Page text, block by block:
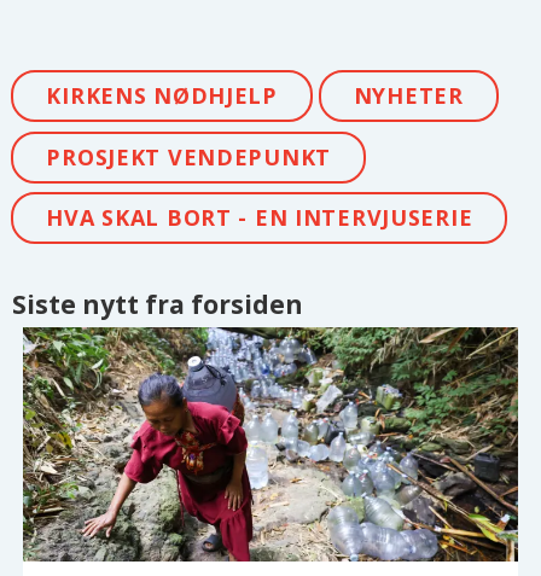
KIRKENS NØDHJELP NYHETER
PROSJEKT VENDEPUNKT
HVA SKAL BORT - EN INTERVJUSERIE
Siste nytt fra forsiden